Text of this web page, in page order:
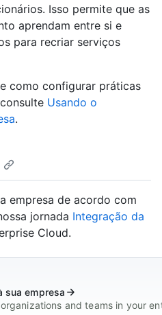
Isso permite que as
aprendam entre si e
para recriar serviços
como configurar práticas
Usando o
.
empresa de acordo com
jornada Integração da
Cloud.
sua empresa
and teams in your